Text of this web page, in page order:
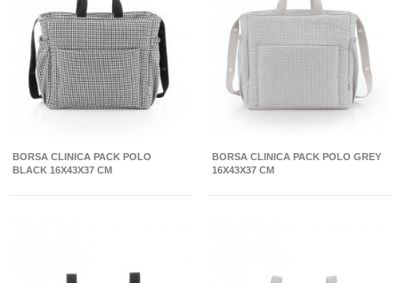
BORSA CLINICA PACK POLO
BLACK 16X43X37 CM
BORSA CLINICA PACK POLO GREY
16X43X37 CM